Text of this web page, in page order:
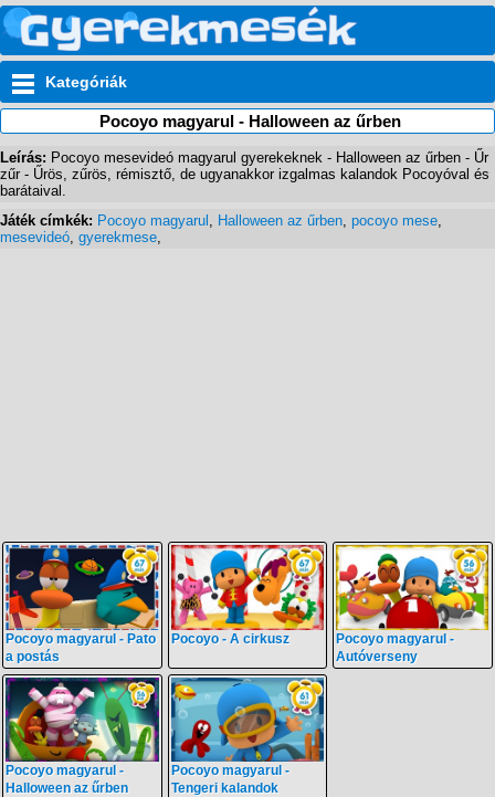
Kategóriák
Pocoyo magyarul - Halloween az űrben
Leírás: Pocoyo mesevideó magyarul gyerekeknek - Halloween az űrben - Űr
zűr - Űrös, zűrös, rémisztő, de ugyanakkor izgalmas kalandok Pocoyóval és
barátaival.
Játék címkék: Pocoyo magyarul , Halloween az űrben, pocoyo mese,
mesevideó, gyerekmese,
Pocoyo magyarul - Pato
a postás
Pocoyo - A cirkusz
Pocoyo magyarul -
Autóverseny
Pocoyo magyarul -
Halloween az űrben
Pocoyo magyarul -
Tengeri kalandok